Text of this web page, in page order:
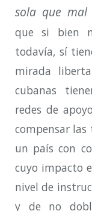
sola que mal
que si bien
todavía, sí
mirada
cubanas
redes de
compensar las
un país con
cuyo impacto
nivel de
y de no